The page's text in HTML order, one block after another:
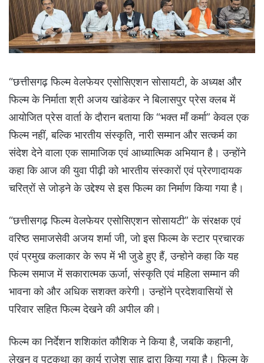
“छत्तीसगढ़ फिल्म वेलफेयर एसोसिएशन सोसायटी, के अध्यक्ष और
फिल्म के निर्माता श्री अजय खांडेकर ने बिलासपुर प्रेस क्लब में
आयोजित प्रेस वार्ता के दौरान बताया कि “भक्त माँ कर्मा” केवल एक
फिल्म नहीं, बल्कि भारतीय संस्कृति, नारी सम्मान और सत्कर्म का
संदेश देने वाला एक सामाजिक एवं आध्यात्मिक अभियान है। उन्होंने
कहा कि आज की युवा पीढ़ी को भारतीय संस्कारों एवं प्रेरणादायक
चरित्रों से जोड़ने के उद्देश्य से इस फिल्म का निर्माण किया गया है।
“छत्तीसगढ़ फिल्म वेलफेयर एसोसिएशन सोसायटी” के संरक्षक एवं
वरिष्ठ समाजसेवी अजय शर्मा जी, जो इस फिल्म के स्टार प्रचारक
एवं प्रमुख कलाकार के रूप में भी जुडे हुए हैं, उन्होने कहा कि यह
फिल्म समाज में सकारात्मक ऊर्जा, संस्कृति एवं महिला सम्मान की
भावना को और अधिक सशक्त करेगी। उन्होंने प्रदेशवासियों से
परिवार सहित फिल्म देखने की अपील की।
फिल्म का निर्देशन शशिकांत कौशिक ने किया है, जबकि कहानी,
लेखन व पटकथा का कार्य राजेश साहू द्वारा किया गया है। फिल्म के